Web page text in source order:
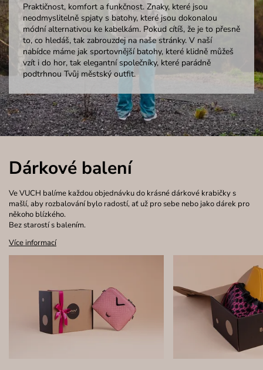
Praktičnost, komfort a funkčnost. Znaky, které jsou
neodmyslitelně spjaty s batohy, které jsou dokonalou
módní alternativou ke kabelkám. Pokud cítíš, že je to přesně
to, co hledáš, tak zabrouzdej na naše stránky. V naší
nabídce máme jak sportovnější batohy, které klidně můžeš
vzít i do hor, tak elegantní společníky, které parádně
podtrhnou Tvůj městský outfit.
Dárkové balení
Ve VUCH balíme každou objednávku do krásné dárkové krabičky s
mašlí, aby rozbalování bylo radostí, ať už pro sebe nebo jako dárek pro
někoho blízkého.
Bez starostí s balením.
Více informací